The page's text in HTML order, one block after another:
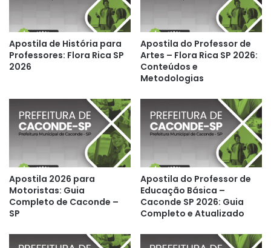
Apostila de História para
Professores: Flora Rica SP
2026
Apostila do Professor de
Artes – Flora Rica SP 2026:
Conteúdos e
Metodologias
Apostila 2026 para
Motoristas: Guia
Completo de Caconde –
SP
Apostila do Professor de
Educação Básica –
Caconde SP 2026: Guia
Completo e Atualizado